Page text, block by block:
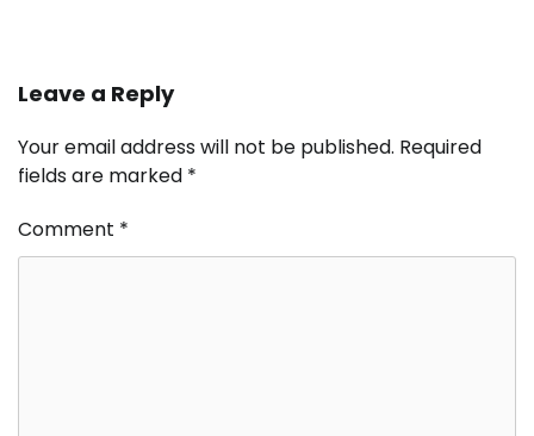
Leave a Reply
Your email address will not be published. Required
fields are marked *
Comment *